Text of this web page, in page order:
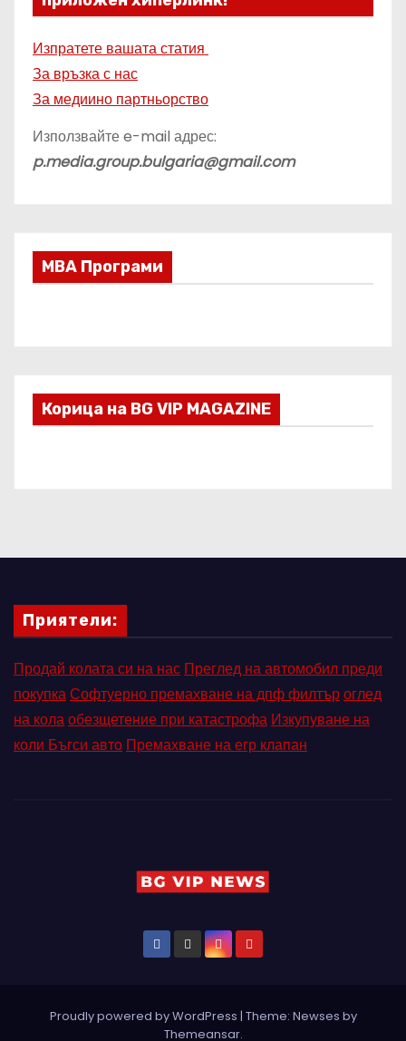
Изпратете вашата статия
За връзка с нас
За медиино партньорство
Използвайте e-mail адрес:
p.media.group.bulgaria@gmail.com
МВА Програми
Корица на BG VIP MAGAZINE
Приятели:
Продай колата си на нас Преглед на автомобил преди
покупкаСофтуерно премахване на дпф филтъроглед
на колаобезщетение при катастрофа Изкупуване на
коли Бъгси авто Премахване на егр клапан
Proudly powered by WordPress | Theme: Newses by
Themeansar.